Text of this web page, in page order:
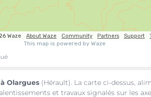
Olargues (Hérault). La carte ci-dessus,
et travaux signalés sur les